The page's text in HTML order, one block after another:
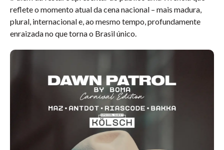
reflete o momento atual da cena nacional – mais madura,
plural, internacional e, ao mesmo tempo, profundamente
enraizada no que torna o Brasil único.